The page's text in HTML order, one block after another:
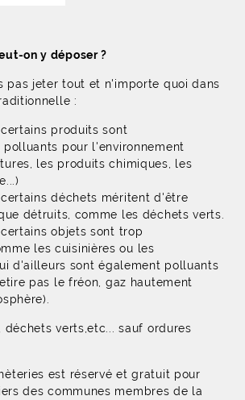
on y déposer ?
pas jeter tout et n'importe quoi dans
:
produits sont
pour l'environnement
les produits chimiques, les
déchets méritent d'être
détruits, comme les déchets verts.
objets sont trop
les cuisinières ou les
d'ailleurs sont également polluants
pas le fréon, gaz hautement
déchets verts,etc... sauf ordures
est réservé et gratuit pour
des communes membres de la